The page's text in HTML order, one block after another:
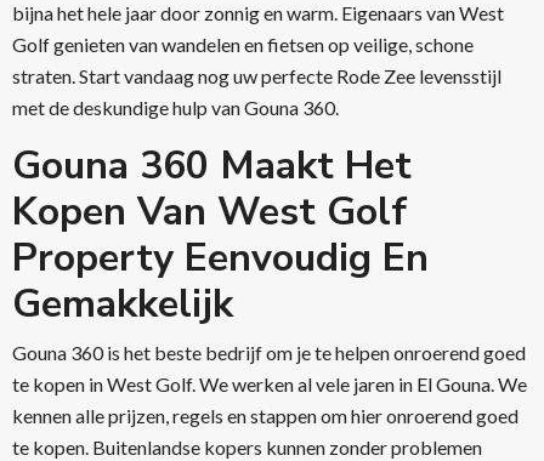
bijna het hele jaar door zonnig en warm. Eigenaars van West
Golf genieten van wandelen en fietsen op veilige, schone
straten. Start vandaag nog uw perfecte Rode Zee levensstijl
met de deskundige hulp van Gouna 360.
Gouna 360 Maakt Het
Kopen Van West Golf
Property Eenvoudig En
Gemakkelijk
Gouna 360 is het beste bedrijf om je te helpen onroerend goed
te kopen in West Golf. We werken al vele jaren in El Gouna. We
kennen alle prijzen, regels en stappen om hier onroerend goed
te kopen. Buitenlandse kopers kunnen zonder problemen